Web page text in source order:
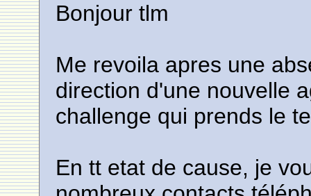
Bonjour tlm
Me revoila apres une
direction d'une nouvelle
challenge qui prends le
En tt etat de cause, je